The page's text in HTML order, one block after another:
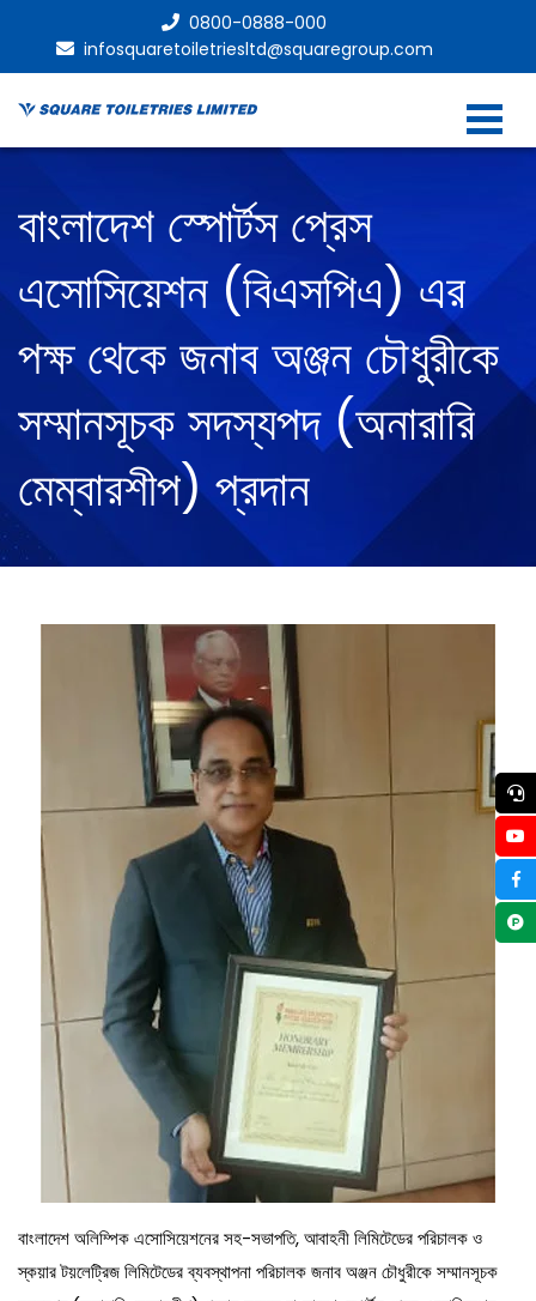
0800-0888-000
infosquaretoiletriesltd@squaregroup.com
বাংলাদেশ স্পোর্টস প্রেস
এসোসিয়েশন (বিএসপিএ) এর
পক্ষ থেকে জনাব অঞ্জন চৌধুরীকে
সম্মানসূচক সদস্যপদ (অনারারি
মেম্বারশীপ) প্রদান
বাংলাদেশ অলিম্পিক এসোসিয়েশনের সহ-সভাপতি, আবাহনী লিমিটেডের পরিচালক ও
স্কয়ার টয়লেট্রিজ লিমিটেডের ব্যবস্থাপনা পরিচালক জনাব অঞ্জন চৌধুরীকে সম্মানসূচক